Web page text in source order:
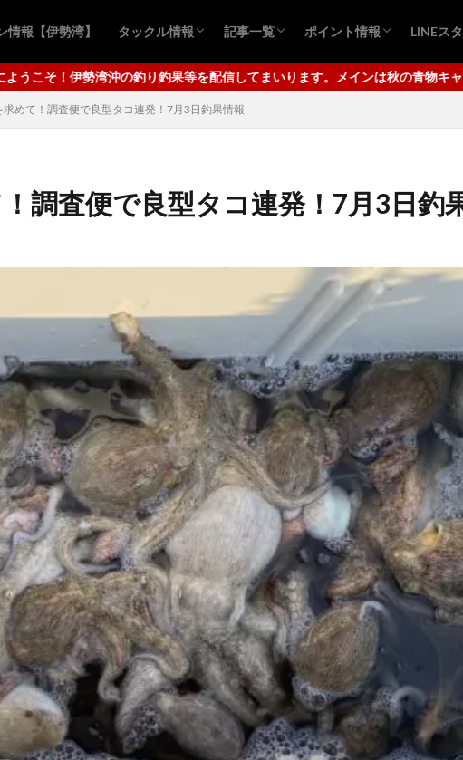
情報【伊勢湾】 タックル情報
おすすめ商品
青物ルアー
シーバスルアー
記事一覧
青物キャスティング
シーバスゲーム
ロックフィッシュ
クロダイ釣り
アジ
ワタリガニ
タコ釣り
ポイント情報
四日市港
千代崎港
LINEス
等を配信してまいります。メインは秋の青物キャスティング！新米船頭の腕
めて！調査便で良型タコ連発！7月3日釣果情報
調査便で良型タコ連発！7月3日釣